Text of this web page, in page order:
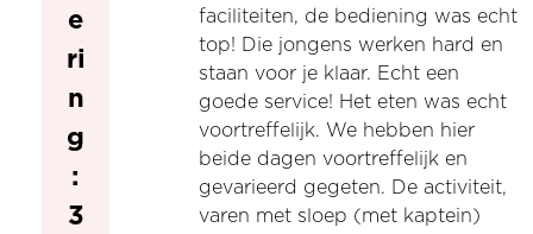
e
ri
n
g
:
3
faciliteiten, de bediening was echt
top! Die jongens werken hard en
staan voor je klaar. Echt een
goede service! Het eten was echt
voortreffelijk. We hebben hier
beide dagen voortreffelijk en
gevarieerd gegeten. De activiteit,
varen met sloep (met kaptein)